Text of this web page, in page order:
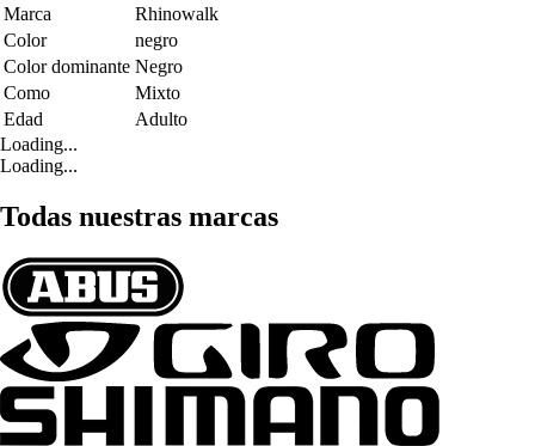
Marca
Rhinowalk
Color
negro
Color dominante Negro
Como
Mixto
Edad
Adulto
Loading...
Loading...
Todas nuestras marcas